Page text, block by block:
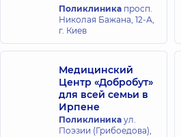
Миляновская
Анна Олеговна
Эндоскопист,16
Поликлиника просп.
Николая Бажана, 12-А,
г. Киев
Медицинский
Центр «Добробут»
для всей семьи в
Ирпене
Поликлиника ул.
Поэзии (Грибоедова),